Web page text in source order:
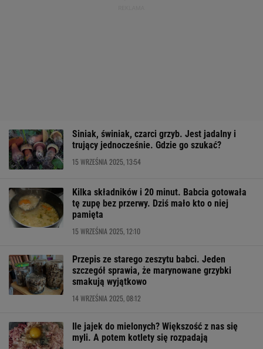
Siniak, świniak, czarci grzyb. Jest jadalny i
trujący jednocześnie. Gdzie go szukać?
15 WRZEŚNIA 2025, 13:54
Kilka składników i 20 minut. Babcia gotowała
tę zupę bez przerwy. Dziś mało kto o niej
pamięta
15 WRZEŚNIA 2025, 12:10
Przepis ze starego zeszytu babci. Jeden
szczegół sprawia, że marynowane grzybki
smakują wyjątkowo
14 WRZEŚNIA 2025, 08:12
Ile jajek do mielonych? Większość z nas się
myli. A potem kotlety się rozpadają